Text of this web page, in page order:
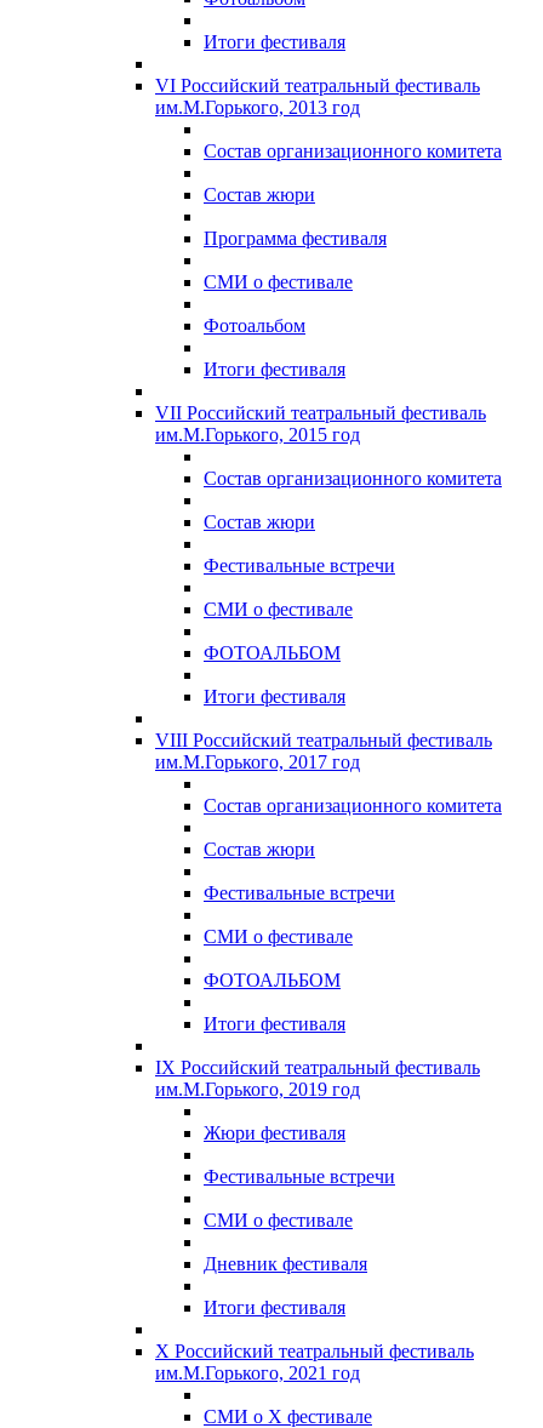
Итоги фестиваля
VI Российский театральный фестиваль
им.М.Горького, 2013 год
Состав организационного комитета
Состав жюри
Программа фестиваля
СМИ о фестивале
Фотоальбом
Итоги фестиваля
VII Российский театральный фестиваль
им.М.Горького, 2015 год
Состав организационного комитета
Состав жюри
Фестивальные встречи
СМИ о фестивале
ФОТОАЛЬБОМ
Итоги фестиваля
VIII Российский театральный фестиваль
им.М.Горького, 2017 год
Состав организационного комитета
Состав жюри
Фестивальные встречи
СМИ о фестивале
ФОТОАЛЬБОМ
Итоги фестиваля
IX Российский театральный фестиваль
им.М.Горького, 2019 год
Жюри фестиваля
Фестивальные встречи
СМИ о фестивале
Дневник фестиваля
Итоги фестиваля
X Российский театральный фестиваль
им.М.Горького, 2021 год
СМИ о X фестивале